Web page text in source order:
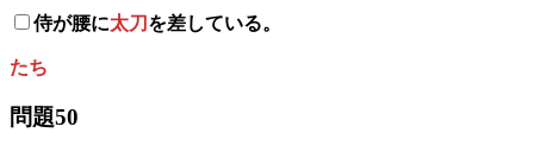
侍が腰に太刀 を差している。
たち
問題50